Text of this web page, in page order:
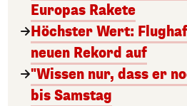
Europas Rakete
Höchster Wert:
neuen Rekord auf
"Wissen nur, dass er
bis Samstag